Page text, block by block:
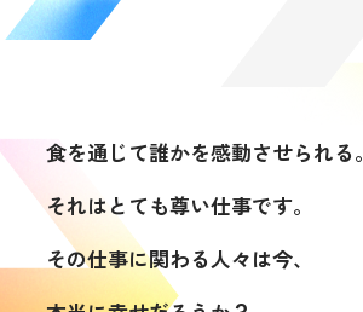
食を通じて誰かを感動させられる。
それはとても尊い仕事です。
その仕事に関わる人々は今、